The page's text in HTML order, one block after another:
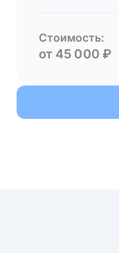
Стоимость:
от 45 000 ₽